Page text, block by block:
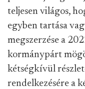
teljesen világos,
egyben tartása
megszerzése a
kormánypárt
kétségkívül
rendelkezésére a